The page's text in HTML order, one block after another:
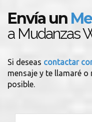
Envía un
a Mudanzas
Si deseas contactar
mensaje y te llamaré
posible.